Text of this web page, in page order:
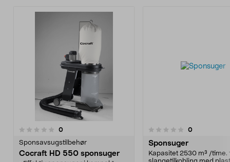
0anmeldelser
Sponsavsugstilbehør
Cocraft HD 550 sponsuger
0.0 av 5 stjerner 0anmeldelser
Sponsuger
Kapasitet 2530 m³ /time.
0.0 av 5 stjerner